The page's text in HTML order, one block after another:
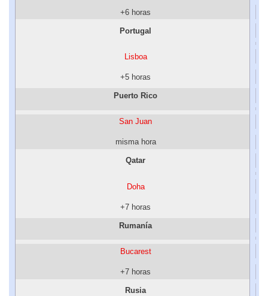
+6 horas
Portugal
Lisboa
+5 horas
Puerto Rico
San Juan
misma hora
Qatar
Doha
+7 horas
Rumanía
Bucarest
+7 horas
Rusia